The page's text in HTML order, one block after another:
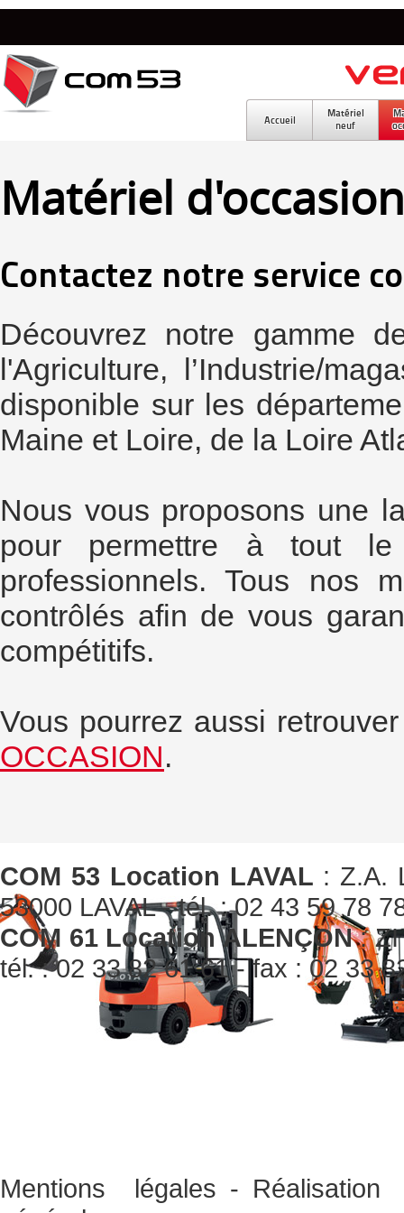
Matériel d'occasion
Contactez notre service
Découvrez notre gamme
l'Agriculture, l’Industrie/
disponible sur les
Maine et Loire, de la Loire
Nous vous proposons une
pour permettre à tout le
professionnels. Tous nos
contrôlés afin de vous
compétitifs.
Vous pourrez aussi
OCCASION.
COM 53 Location LAVAL : Z.A.
53000 LAVAL - tél. : 02 43 59 78
COM 61 Location ALENÇON: ZI
tél. : 02 33 82 61 61 - fax : 02 33
Mentions légales -
Accueil
Matériel
neuf